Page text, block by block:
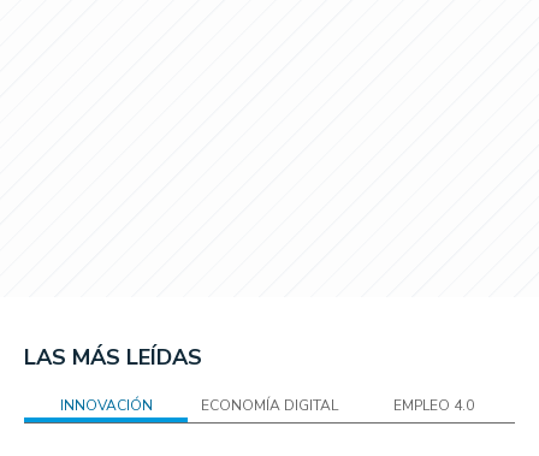
LAS MÁS LEÍDAS
INNOVACIÓN ECONOMÍA DIGITAL EMPLEO 4.0